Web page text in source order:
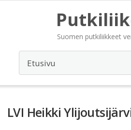
Suomen putkiliikkeet
LVI Heikki